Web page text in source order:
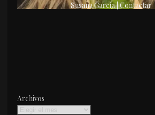
Susana García | Contactar
Archivos